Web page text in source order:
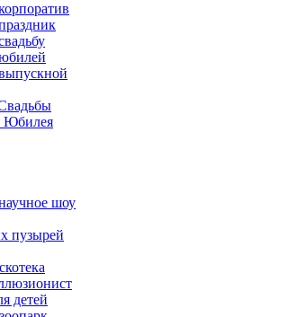
Юбилея
шоу
пузырей
детей